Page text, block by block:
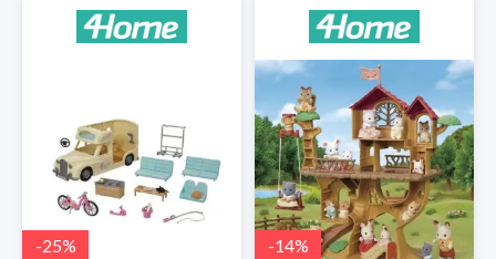
-25% -14%